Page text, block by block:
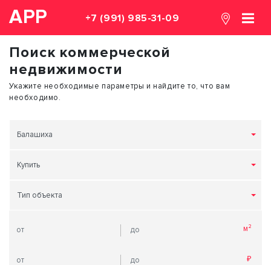
АРР +7 (991) 985-31-09
Поиск коммерческой
недвижимости
Укажите необходимые параметры и найдите то, что вам
необходимо.
Балашиха
Купить
Тип объекта